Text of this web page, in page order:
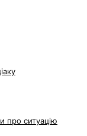
про ситуацію